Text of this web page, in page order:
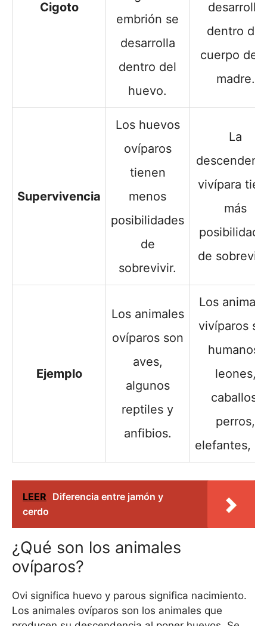
Cigoto
embrión se
desarrolla
dentro del
huevo.
desarrolla
dentro del
cuerpo de
madre.
Supervivencia
Los huevos
ovíparos
tienen
menos
posibilidades
de
sobrevivir.
La
vivípara
más
de
Ejemplo
Los animales
ovíparos son
aves,
algunos
reptiles y
anfibios.
Los
vivíparos
humanos,
leones,
caballos,
perros,
elefantes,
LEER Diferencia entre jamón y
cerdo
¿Qué son los animales
ovíparos?
Ovi significa huevo y parous significa nacimiento.
Los animales ovíparos son los animales que